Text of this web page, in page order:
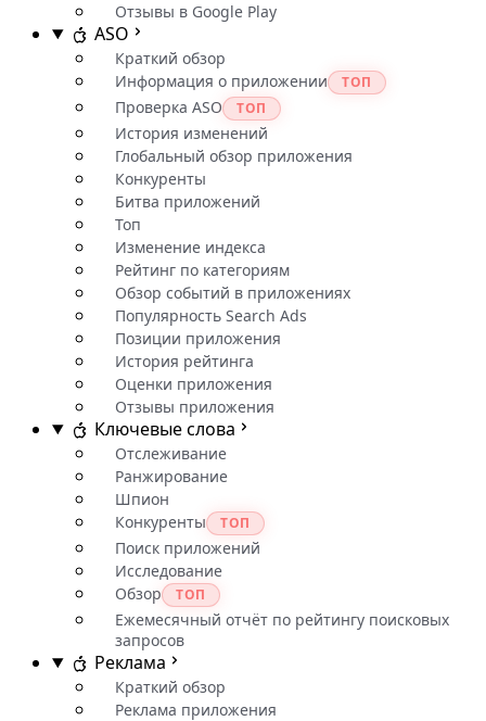
Отзывы в Google Play
ASO
Краткий обзор
Информация о приложении
ТОП
Проверка ASO ТОП
История изменений
Глобальный обзор приложения
Конкуренты
Битва приложений
Топ
Изменение индекса
Рейтинг по категориям
Обзор событий в приложениях
Популярность Search Ads
Позиции приложения
История рейтинга
Оценки приложения
Отзывы приложения
Ключевые слова
Отслеживание
Ранжирование
Шпион
Конкуренты
ТОП
Поиск приложений
Исследование
Обзор
ТОП
Ежемесячный отчёт по рейтингу поисковых
запросов
Реклама
Краткий обзор
Реклама приложения